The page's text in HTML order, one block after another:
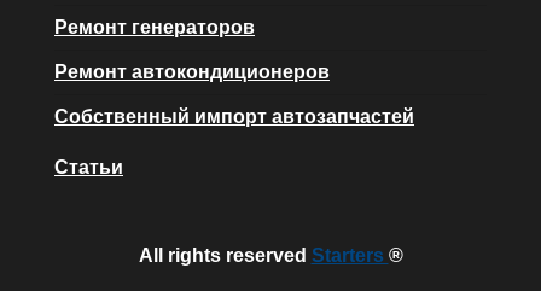
Ремонт генераторов
Ремонт автокондиционеров
Собственный импорт автозапчастей
Статьи
All rights reserved Starters ®